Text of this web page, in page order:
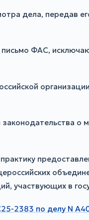
дела, передав
ФАС,
о
участвующих в
2383 по делу N